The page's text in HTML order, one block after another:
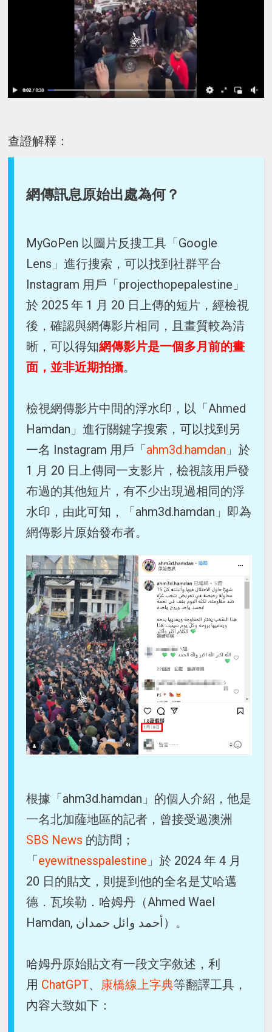
查證解釋：
網傳訊息原始出處為何？
MyGoPen 以圖片反搜工具「Google
Lens」進行搜索，可以找到社群平台
Instagram 用戶「projecthopepalestine」
於 2025 年 1 月 20 日上傳的短片，經檢視
後，確認與網傳影片相同，且畫質較為清
晰，可以得知網傳影片是一個多月前的畫
面，並非近期拍攝。
檢視網傳影片中間的浮水印，以「Ahmed
Hamdan」進行關鍵字搜索，可以找到另
一名 Instagram 用戶「ahm3d.hamdan 」於
1 月 20 日上傳同一支影片，檢視該用戶發
布過的其他短片，有不少出現過相同的浮
水印，由此可知，「ahm3d.hamdan」即為
網傳影片原始發布者。
根據「ahm3d.hamdan」的個人介紹，他是
一名北加薩地區的記者，曾接受過澳洲
SBS News 的訪問；
「eyewitnesspalestine 」於 2024 年 4 月
20 日的貼文，則提到他的全名是艾哈邁
德．瓦埃勒．哈姆丹（Ahmed Wael
Hamdan, أحمد وائل حمدان）。
哈姆丹原始貼文有一段文字敘述，利
用 ChatGPT、 康橋線上字典等翻譯工具，
內容大致如下：